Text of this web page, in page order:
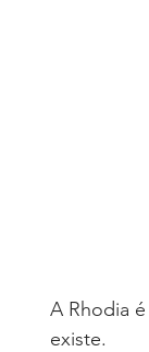
A Rhodia
existe.